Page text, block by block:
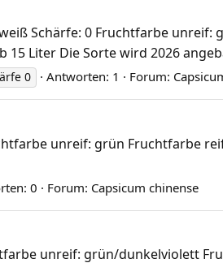
Schärfe: 0 Fruchtfarbe
Liter Die Sorte wird 2026
0 Antworten: 1 Forum:
unreif: grün Fruchtfarbe
0 Forum: Capsicum chinense
unreif: grün/dunkelviolett